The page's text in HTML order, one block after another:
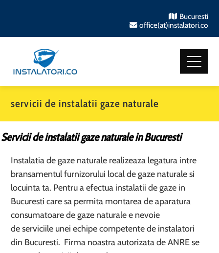
Bucuresti
office(at)instalatori.co
servicii de instalatii gaze naturale
Servicii de instalatii gaze naturale in Bucuresti
Instalatia de gaze naturale realizeaza legatura intre
bransamentul furnizorului local de gaze naturale si
locuinta ta. Pentru a efectua instalatii de gaze in
Bucuresti care sa permita montarea de aparatura
consumatoare de gaze naturale e nevoie
de serviciile unei echipe competente de instalatori
din Bucuresti. Firma noastra autorizata de ANRE se